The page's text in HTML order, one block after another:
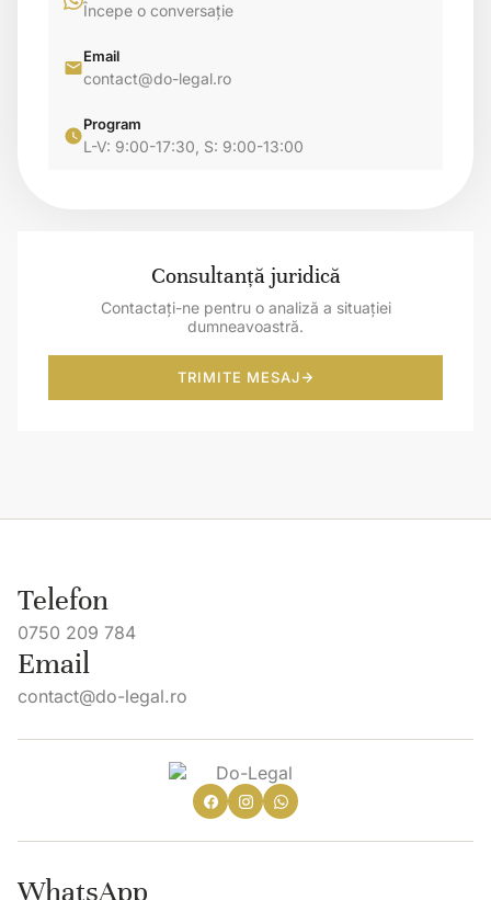
Începe o conversație
Email
contact@do-legal.ro
Program
L-V: 9:00-17:30, S: 9:00-13:00
Consultanță juridică
Contactați-ne pentru o analiză a situației
dumneavoastră.
TRIMITE MESAJ
Telefon
0750 209 784
Email
contact@do-legal.ro
WhatsApp